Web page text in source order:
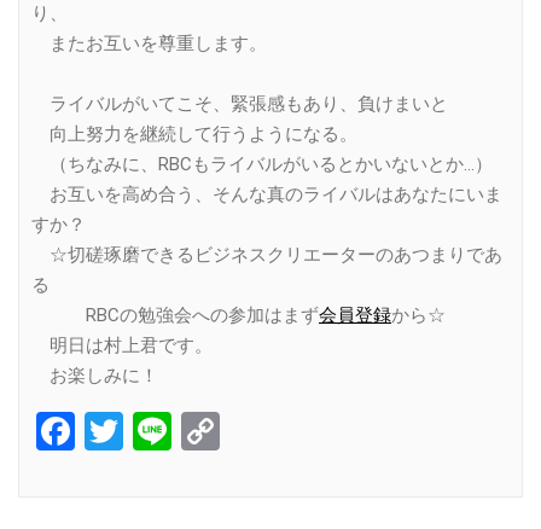
り、
またお互いを尊重します。
ライバルがいてこそ、緊張感もあり、負けまいと
向上努力を継続して行うようになる。
（ちなみに、RBCもライバルがいるとかいないとか…）
お互いを高め合う、そんな真のライバルはあなたにいま
すか？
☆切磋琢磨できるビジネスクリエーターのあつまりであ
る
RBCの勉強会への参加はまず会員登録から☆
明日は村上君です。
お楽しみに！
Facebook
Twitter
Line